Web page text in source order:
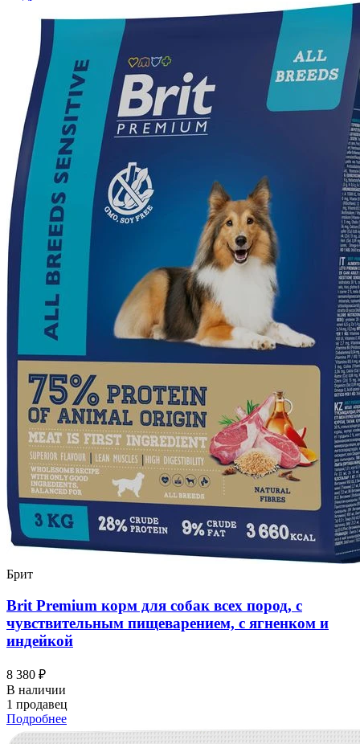
Брит
Brit Premium корм для собак всех пород, с
чувствительным пищеварением, с ягненком и
индейкой
8 380 ₽
В наличии
1 продавец
Подробнее